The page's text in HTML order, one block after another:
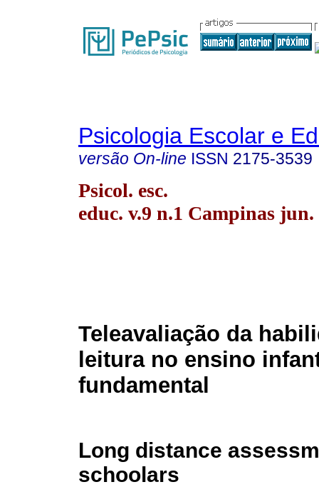
Psicologia Escolar e
versão On-line ISSN 2175-3539
Psicol. esc.
educ. v.9 n.1 Campinas jun.
Teleavaliação da
leitura no ensino
fundamental
Long distance
schoolars